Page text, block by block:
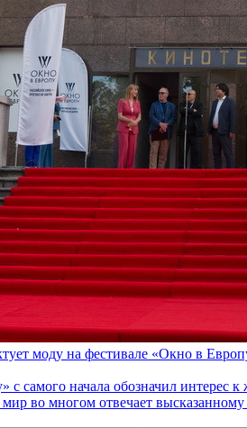
моду на фестивале «Окно в
с самого начала обозначил
во многом отвечает